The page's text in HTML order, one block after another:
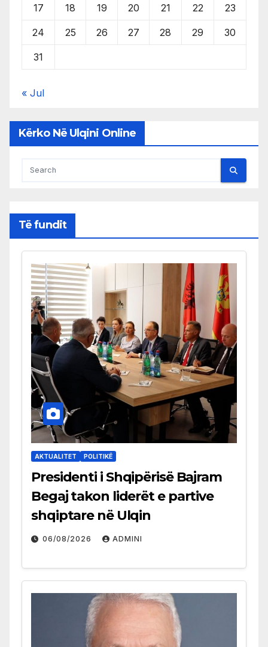
17 18 19 20 21 22 23
24 25 26 27 28 29 30
31
« Jul
Kërko Në Ulqini Online
Të fundit
AKTUALITET POLITIKË
Presidenti i Shqipërisë Bajram
Begaj takon liderët e partive
shqiptare në Ulqin
06/08/2026 ADMINI